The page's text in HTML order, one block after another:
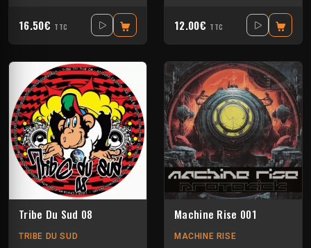
16.50€ TTC 12.00€ TTC
Tribe Du Sud 08
TRIBE DU SUD
Machine Rise 001
MACHINE RISE